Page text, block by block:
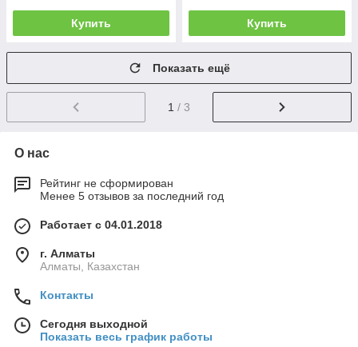
Купить Купить
Показать ещё
1 / 3
О нас
Рейтинг не сформирован
Менее 5 отзывов за последний год
Работает с 04.01.2018
г. Алматы
Алматы, Казахстан
Контакты
Сегодня выходной
Показать весь график работы